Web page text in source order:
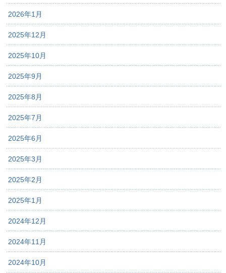
2026年1月
2025年12月
2025年10月
2025年9月
2025年8月
2025年7月
2025年6月
2025年3月
2025年2月
2025年1月
2024年12月
2024年11月
2024年10月